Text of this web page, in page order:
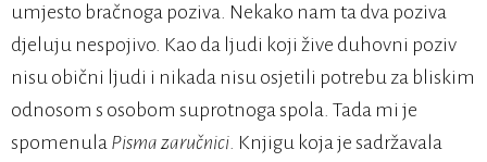
umjesto bračnoga poziva. Nekako nam ta dva poziva
djeluju nespojivo. Kao da ljudi koji žive duhovni poziv
nisu obični ljudi i nikada nisu osjetili potrebu za bliskim
odnosom s osobom suprotnoga spola. Tada mi je
spomenula Pisma zaručnici. Knjigu koja je sadržavala